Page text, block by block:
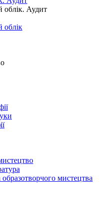
облік. Аудит
облік
образотворчого мистецтва